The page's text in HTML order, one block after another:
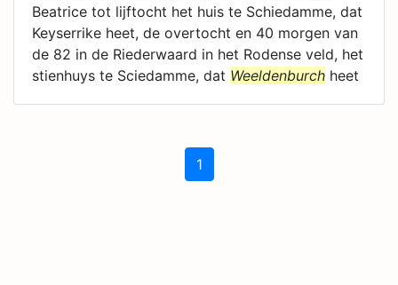
Beatrice tot lijftocht het huis te Schiedamme, dat
Keyserrike heet, de overtocht en 40 morgen van
de 82 in de Riederwaard in het Rodense veld, het
stienhuys te Sciedamme, dat Weeldenburch heet
1